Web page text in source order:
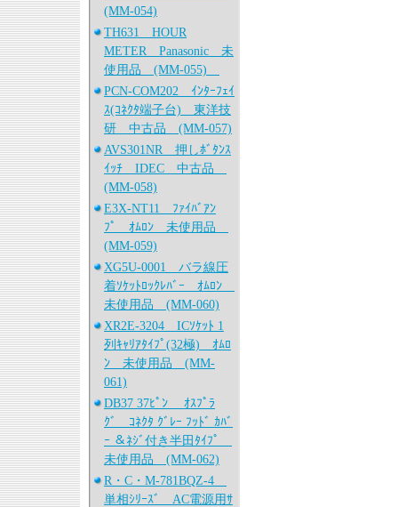
(MM-054)
TH631 HOUR
METER Panasonic 未
使用品 (MM-055)
PCN-COM202 ｲﾝﾀｰﾌｪｲ
ｽ(ｺﾈｸﾀ端子台) 東洋技
研 中古品 (MM-057)
AVS301NR 押しﾎﾞﾀﾝｽ
ｲｯﾁ IDEC 中古品
(MM-058)
E3X-NT11 ﾌｧｲﾊﾞｱﾝ
ﾌﾟ ｵﾑﾛﾝ 未使用品
(MM-059)
XG5U-0001 バラ線圧
着ｿｹｯﾄﾛｯｸﾚﾊﾞｰ ｵﾑﾛﾝ
未使用品 (MM-060)
XR2E-3204 ICｿｹｯﾄ 1
列ｷｬﾘｱﾀｲﾌﾟ(32極) ｵﾑﾛ
ﾝ 未使用品 (MM-
061)
DB37 37ﾋﾟﾝ ｵｽﾌﾟﾗ
ｸﾞ ｺﾈｸﾀ ｸﾞﾚｰ ﾌｯﾄﾞ ｶﾊﾞ
ｰ ＆ﾈｼﾞ付き半田ﾀｲﾌﾟ
未使用品 (MM-062)
R・C・M-781BQZ-4
単相ｼﾘｰｽﾞ AC電源用ｻ